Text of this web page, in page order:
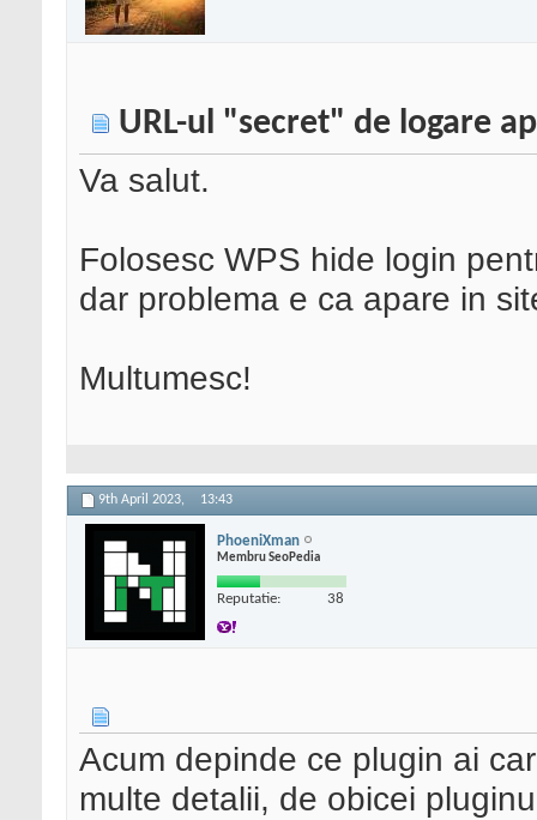
URL-ul "secret" de logare
Va salut.
Folosesc WPS hide login
dar problema e ca apare in
Multumesc!
9th April 2023, 13:43
PhoeniXman
Membru SeoPedia
Reputatie: 38
Acum depinde ce plugin ai
multe detalii, de obicei